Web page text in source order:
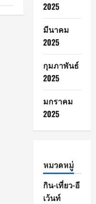
2025
มีนาคม
2025
กุมภาพันธ์
2025
มกราคม
2025
หมวดหมู่
กิน-เที่ยว-อี
เว้นท์